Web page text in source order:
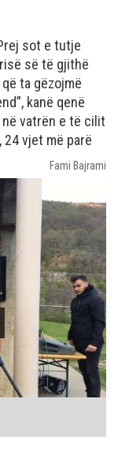
sot e tutje
së të gjithë
ta gëzojmë
kanë qenë
vatrën e të cilit
24 vjet më parë
Fami Bajrami